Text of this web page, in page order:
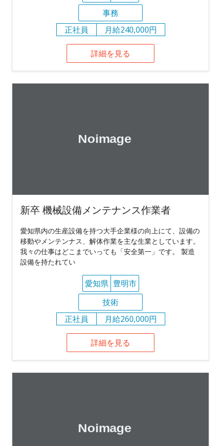
事務
正社員
月給240,000円
詳細を見る
新卒 機械設備メンテナンス作業者
愛知県内の生産設備を持つ大手企業様の向上にて、設備の
移動やメンテンナス、解体作業を主な生業としています。
我々の仕事はどこまでいっても「安全第一」です。 製造
設備を持たれてい
愛知県 豊明市
技術
正社員
月給260,000円
詳細を見る